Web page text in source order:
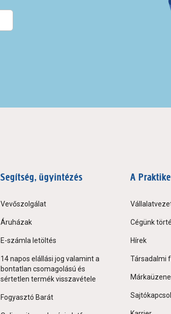
Segítség, ügyintézés
Vevőszolgálat
Áruházak
E-számla letöltés
14 napos elállási jog valamint a
bontatlan csomagolású és
sértetlen termék visszavétele
Fogyasztó Barát
A
Cégünk
Hírek
Társadalmi